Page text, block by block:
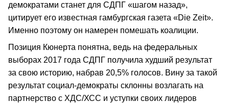
демократами станет для СДПГ «шагом назад»,
цитирует его известная гамбургская газета «Die Zeit».
Именно поэтому он намерен помешать коалиции.
Позиция Кюнерта понятна, ведь на федеральных
выборах 2017 года СДПГ получила худший результат
за свою историю, набрав 20,5% голосов. Вину за такой
результат социал-демократы склонны возлагать на
партнерство с ХДС/ХСС и уступки своих лидеров